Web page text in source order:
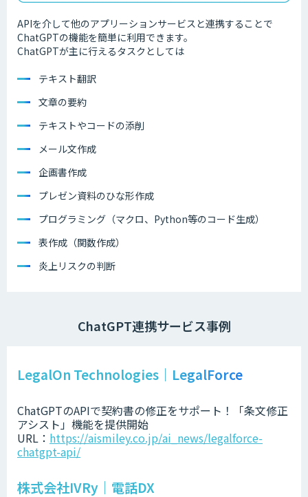
APIを介して他のアプリーションサービスと連携することで
ChatGPTの機能を簡単に利用できます。
ChatGPTが主に行えるタスクとしては
テキスト翻訳
文章の要約
テキストやコードの添削
メール文作成
企画書作成
プレゼン資料のひな形作成
プログラミング（マクロ、Python等のコード生成）
表作成（関数作成）
炎上リスクの判断
ChatGPT連携サービス事例
LegalOn Technologies｜LegalForce
ChatGPTのAPIで契約書の修正をサポート！「条文修正
アシスト」機能を提供開始
URL： https://aismiley.co.jp/ai_news/legalforce-
chatgpt-api/
株式会社IVRy｜電話DX